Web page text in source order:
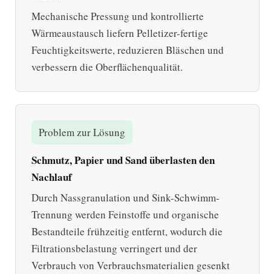
Mechanische Pressung und kontrollierte
Wärmeaustausch liefern Pelletizer-fertige
Feuchtigkeitswerte, reduzieren Bläschen und
verbessern die Oberflächenqualität.
Problem zur Lösung
Schmutz, Papier und Sand überlasten den
Nachlauf
Durch Nassgranulation und Sink-Schwimm-
Trennung werden Feinstoffe und organische
Bestandteile frühzeitig entfernt, wodurch die
Filtrationsbelastung verringert und der
Verbrauch von Verbrauchsmaterialien gesenkt